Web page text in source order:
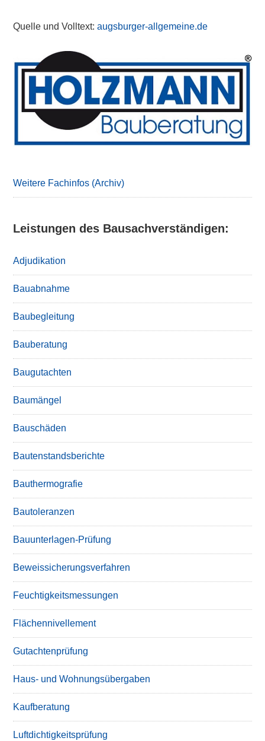
Quelle und Volltext:augsburger-allgemeine.de
Primary
Sidebar
Weitere Fachinfos (Archiv)
Leistungen des Bausachverständigen:
Adjudikation
Bauabnahme
Baubegleitung
Bauberatung
Baugutachten
Baumängel
Bauschäden
Bautenstandsberichte
Bauthermografie
Bautoleranzen
Bauunterlagen-Prüfung
Beweissicherungsverfahren
Feuchtigkeitsmessungen
Flächennivellement
Gutachtenprüfung
Haus- und Wohnungsübergaben
Kaufberatung
Luftdichtigkeitsprüfung